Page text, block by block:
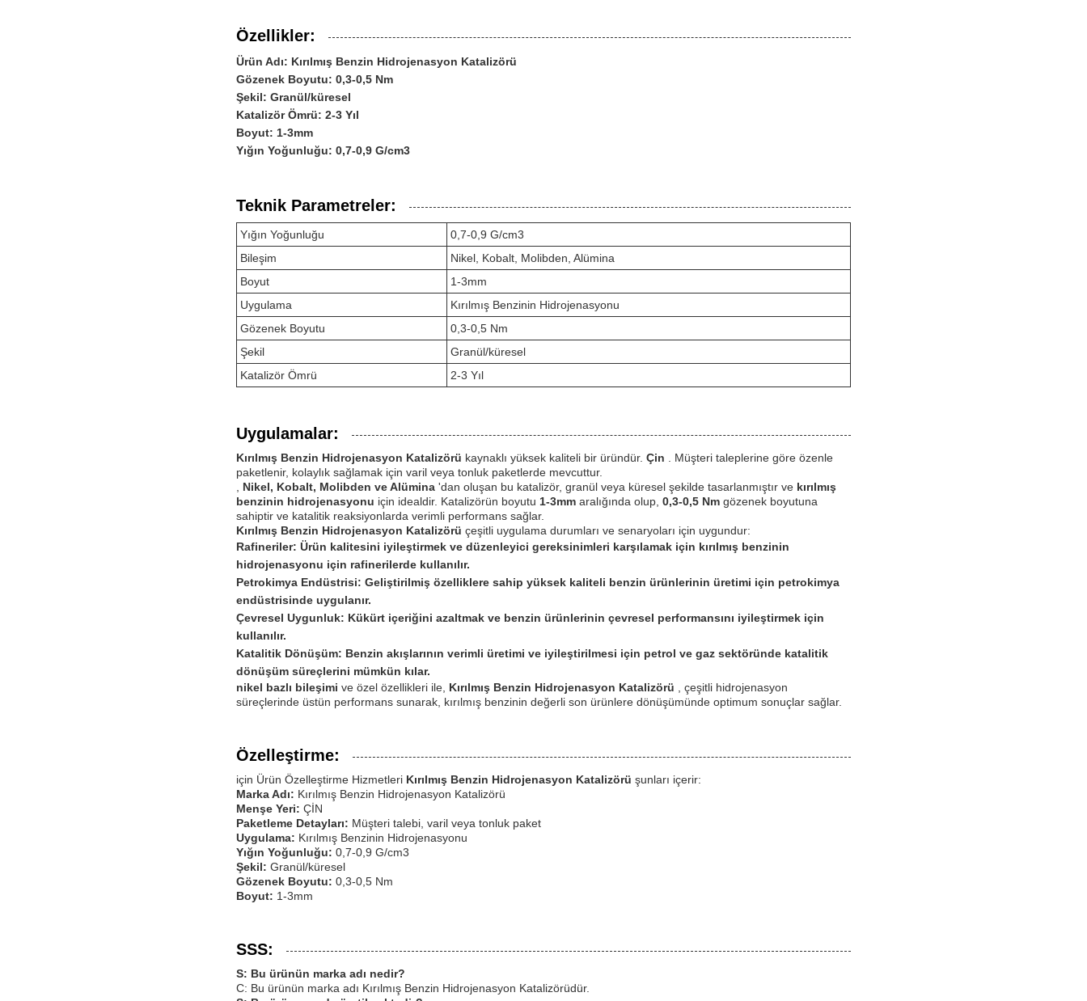
Özellikler:
Ürün Adı: Kırılmış Benzin Hidrojenasyon Katalizörü
Gözenek Boyutu: 0,3-0,5 Nm
Şekil: Granül/küresel
Katalizör Ömrü: 2-3 Yıl
Boyut: 1-3mm
Yığın Yoğunluğu: 0,7-0,9 G/cm3
Teknik Parametreler:
Yığın Yoğunluğu
0,7-0,9 G/cm3
Bileşim
Nikel, Kobalt, Molibden, Alümina
Boyut
1-3mm
Uygulama
Kırılmış Benzinin Hidrojenasyonu
Gözenek Boyutu
0,3-0,5 Nm
Şekil
Granül/küresel
Katalizör Ömrü
2-3 Yıl
Uygulamalar:
Kırılmış Benzin Hidrojenasyon Katalizörü kaynaklı yüksek kaliteli bir üründür. Çin
. Müşteri taleplerine göre özenle
paketlenir, kolaylık sağlamak için varil veya tonluk paketlerde mevcuttur.
Nikel, Kobalt, Molibden ve Alümina 'dan oluşan bu katalizör, granül veya küresel şekilde tasarlanmıştır ve kırılmış
benzinin hidrojenasyonu için idealdir. Katalizörün boyutu 1-3mm aralığında olup, 0,3-0,5 Nm gözenek boyutuna
sahiptir ve katalitik reaksiyonlarda verimli performans sağlar.
Kırılmış Benzin Hidrojenasyon Katalizörü çeşitli uygulama durumları ve senaryoları için uygundur:
Rafineriler: Ürün kalitesini iyileştirmek ve düzenleyici gereksinimleri karşılamak için kırılmış benzinin
hidrojenasyonu için rafinerilerde kullanılır.
Petrokimya Endüstrisi: Geliştirilmiş özelliklere sahip yüksek kaliteli benzin ürünlerinin üretimi için petrokimya
endüstrisinde uygulanır.
Çevresel Uygunluk: Kükürt içeriğini azaltmak ve benzin ürünlerinin çevresel performansını iyileştirmek için
kullanılır.
Katalitik Dönüşüm: Benzin akışlarının verimli üretimi ve iyileştirilmesi için petrol ve gaz sektöründe katalitik
dönüşüm süreçlerini mümkün kılar.
nikel bazlı bileşimi ve özel özellikleri ile, Kırılmış Benzin Hidrojenasyon Katalizörü
, çeşitli hidrojenasyon
süreçlerinde üstün performans sunarak, kırılmış benzinin değerli son ürünlere dönüşümünde optimum sonuçlar sağlar.
Özelleştirme:
için Ürün Özelleştirme Hizmetleri Kırılmış Benzin Hidrojenasyon Katalizörü şunları içerir:
Marka Adı: Kırılmış Benzin Hidrojenasyon Katalizörü
Menşe Yeri: ÇİN
Paketleme Detayları: Müşteri talebi, varil veya tonluk paket
Uygulama: Kırılmış Benzinin Hidrojenasyonu
Yığın Yoğunluğu: 0,7-0,9 G/cm3
Şekil: Granül/küresel
Gözenek Boyutu: 0,3-0,5 Nm
Boyut: 1-3mm
SSS:
S: Bu ürünün marka adı nedir?
C: Bu ürünün marka adı Kırılmış Benzin Hidrojenasyon Katalizörüdür.